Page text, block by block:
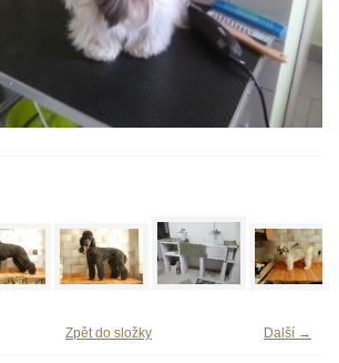
Další →
Zpět do složky